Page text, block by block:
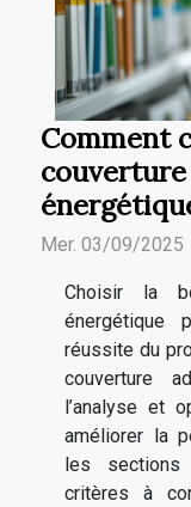
Comment
Mer. 03/09/2025
Choisir la
énergétique
réussite du
couverture
l’analyse et
améliorer la
les sections
critères à